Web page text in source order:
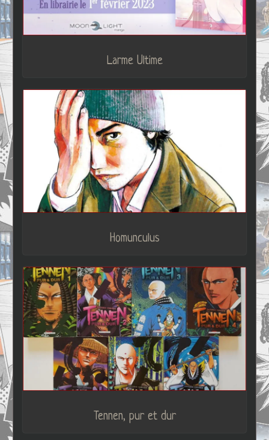
Larme Ultime
Homunculus
Tennen, pur et dur